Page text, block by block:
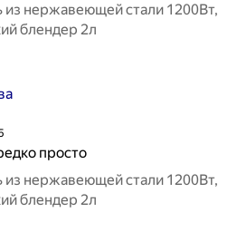
нержавеющей стали 1200Вт,
блендер 2л
просто
нержавеющей стали 1200Вт,
блендер 2л